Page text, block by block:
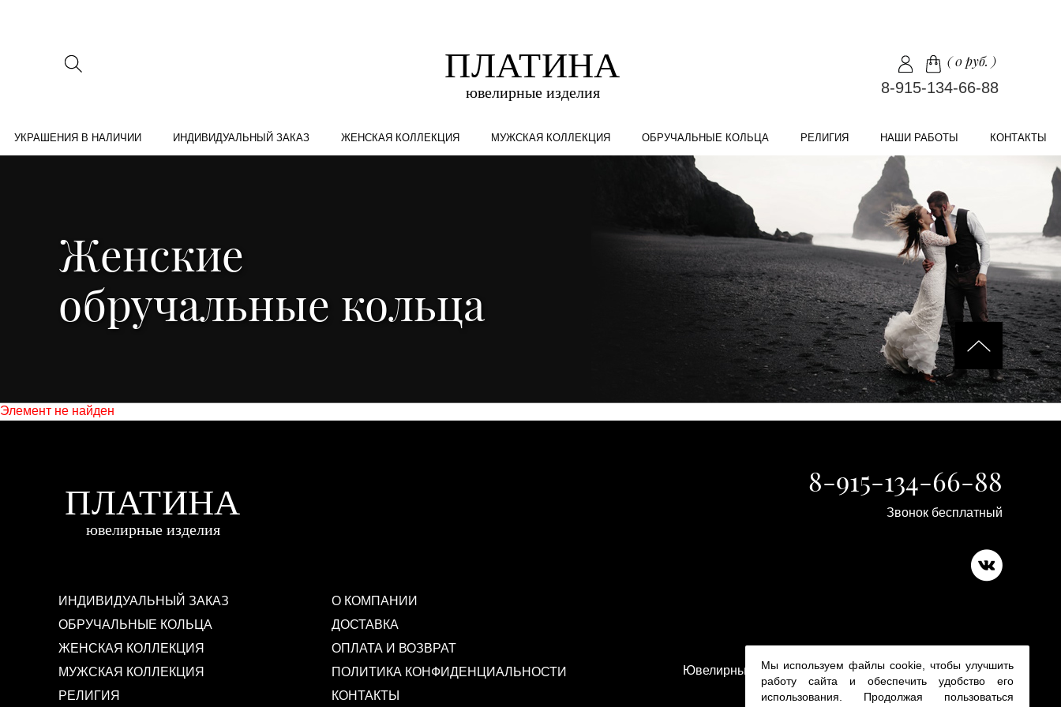
(0 руб. )
8-915-134-66-88
УКРАШЕНИЯ В НАЛИЧИИ ИНДИВИДУАЛЬНЫЙ ЗАКАЗ ЖЕНСКАЯ КОЛЛЕКЦИЯ МУЖСКАЯ КОЛЛЕКЦИЯ ОБРУЧАЛЬНЫЕ КОЛЬЦА РЕЛИГИЯ НАШИ РАБОТЫ КОНТАКТЫ
Женские
обручальные кольца
Элемент не найден
ИНДИВИДУАЛЬНЫЙ ЗАКАЗ
ОБРУЧАЛЬНЫЕ КОЛЬЦА
ЖЕНСКАЯ КОЛЛЕКЦИЯ
МУЖСКАЯ КОЛЛЕКЦИЯ
РЕЛИГИЯ
О КОМПАНИИ
ДОСТАВКА
ОПЛАТА И ВОЗВРАТ
ПОЛИТИКА КОНФИДЕНЦИАЛЬНОСТИ
КОНТАКТЫ
8-915-134-66-88
Звонок бесплатный
Ювелирные изделия в ювелирном магазине Platina 24
Мы используем файлы cookie, чтобы улучшить
работу сайта и обеспечить удобство его
использования. Продолжая пользоваться